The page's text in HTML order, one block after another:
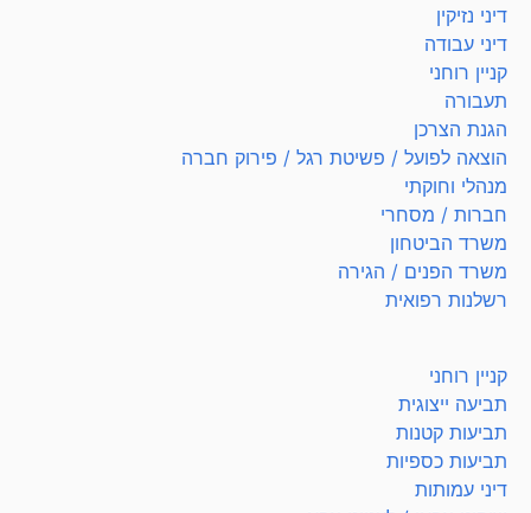
דיני נזיקין
דיני עבודה
קניין רוחני
תעבורה
הגנת הצרכן
הוצאה לפועל / פשיטת רגל / פירוק חברה
מנהלי וחוקתי
חברות / מסחרי
משרד הביטחון
משרד הפנים / הגירה
רשלנות רפואית
קניין רוחני
תביעה ייצוגית
תביעות קטנות
תביעות כספיות
דיני עמותות